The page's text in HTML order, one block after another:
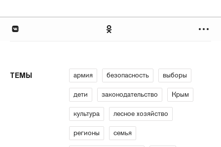
ТЕМЫ армия безопасность выборы
дети законодательство Крым
культура лесное хозяйство
регионы семья